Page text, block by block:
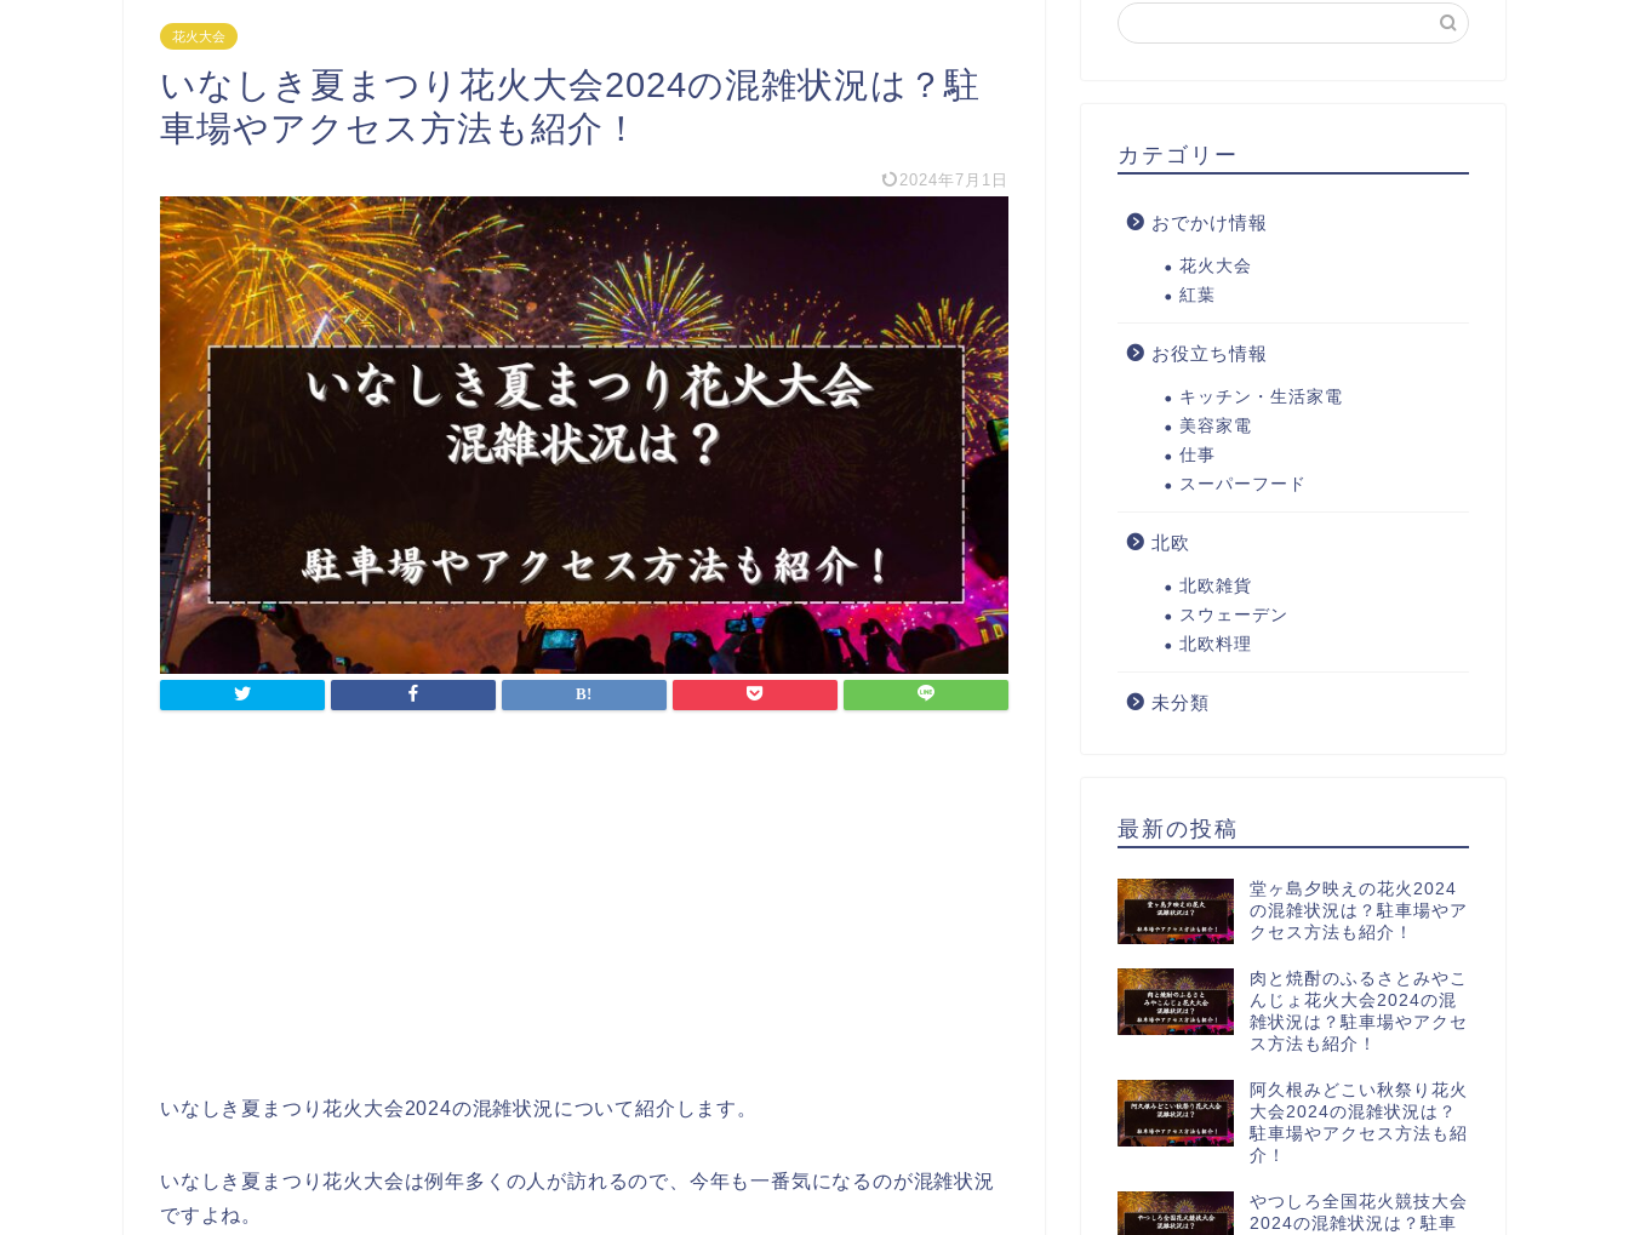
花火大会
いなしき夏まつり花火大会2024の混雑状況は？駐
車場やアクセス方法も紹介！
2024年7月1日
いなしき夏まつり花火大会2024の混雑状況について紹介します。
いなしき夏まつり花火大会は例年多くの人が訪れるので、今年も一番気になるのが混雑状況
ですよね。
カテゴリー
おでかけ情報
花火大会
紅葉
お役立ち情報
キッチン・生活家電
美容家電
仕事
スーパーフード
北欧
北欧雑貨
スウェーデン
北欧料理
未分類
最新の投稿
堂ヶ島夕映えの花火2024
の混雑状況は？駐車場やア
クセス方法も紹介！
肉と焼酎のふるさとみやこ
んじょ花火大会2024の混
雑状況は？駐車場やアクセ
ス方法も紹介！
阿久根みどこい秋祭り花火
大会2024の混雑状況は？
駐車場やアクセス方法も紹
介！
やつしろ全国花火競技大会
2024の混雑状況は？駐車